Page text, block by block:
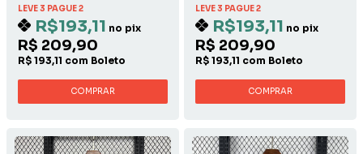
LEVE 3 PAGUE 2
R$193,11 no pix
R$ 209,90
R$ 193,11 com Boleto
COMPRAR
LEVE 3 PAGUE 2
R$193,11 no pix
R$ 209,90
R$ 193,11 com Boleto
COMPRAR